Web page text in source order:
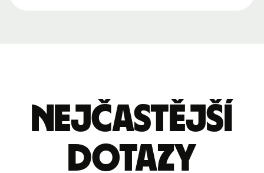
Nejčastější
dotazy